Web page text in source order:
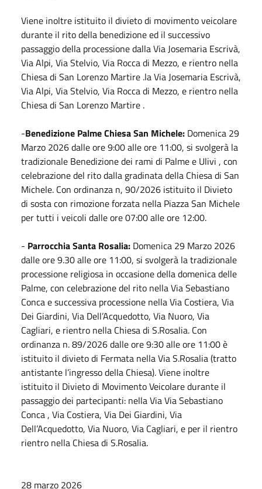
Viene inoltre istituito il divieto di movimento veicolare
durante il rito della benedizione ed il successivo
passaggio della processione dalla Via Josemaria Escrivà,
Via Alpi, Via Stelvio, Via Rocca di Mezzo, e rientro nella
Chiesa di San Lorenzo Martire .la Via Josemaria Escrivà,
Via Alpi, Via Stelvio, Via Rocca di Mezzo, e rientro nella
Chiesa di San Lorenzo Martire .
-Benedizione Palme Chiesa San Michele: Domenica 29
Marzo 2026 dalle ore 9:00 alle ore 11:00, si svolgerà la
tradizionale Benedizione dei rami di Palme e Ulivi , con
celebrazione del rito dalla gradinata della Chiesa di San
Michele. Con ordinanza n, 90/2026 istituito il Divieto
di sosta con rimozione forzata nella Piazza San Michele
per tutti i veicoli dalle ore 07:00 alle ore 12:00.
- Parrocchia Santa Rosalia: Domenica 29 Marzo 2026
dalle ore 9.30 alle ore 11:00, si svolgerà la tradizionale
processione religiosa in occasione della domenica delle
Palme, con celebrazione del rito nella Via Sebastiano
Conca e successiva processione nella Via Costiera, Via
Dei Giardini, Via Dell’Acquedotto, Via Nuoro, Via
Cagliari, e rientro nella Chiesa di S.Rosalia. Con
ordinanza n. 89/2026 dalle ore 9:30 alle ore 11:00 è
istituito il divieto di Fermata nella Via S.Rosalia (tratto
antistante l’ingresso della Chiesa). Viene inoltre
istituito il Divieto di Movimento Veicolare durante il
passaggio dei partecipanti: nella Via Via Sebastiano
Conca , Via Costiera, Via Dei Giardini, Via
Dell’Acquedotto, Via Nuoro, Via Cagliari, e per il rientro
rientro nella Chiesa di S.Rosalia.
28 marzo 2026